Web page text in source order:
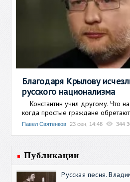
Благодаря Крылову
русского национализма
Константин учил другому. Что
когда простые граждане
Павел Святенков 23 сен, 14:48 344
Публикации
Русская песня.